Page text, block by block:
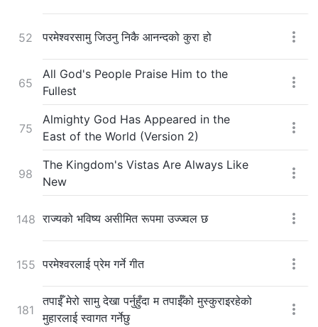
52 परमेश्‍वरसामु जिउनु निकै आनन्दको कुरा हो
65
All God's People Praise Him to the
Fullest
75
Almighty God Has Appeared in the
East of the World (Version 2)
98
The Kingdom's Vistas Are Always Like
New
148 राज्यको भविष्य असीमित रूपमा उज्ज्वल छ
155 परमेश्‍वरलाई प्रेम गर्ने गीत
181
तपाईँ मेरो सामु देखा पर्नुहुँदा म तपाईँको मुस्कुराइरहेको
मुहारलाई स्वागत गर्नेछु